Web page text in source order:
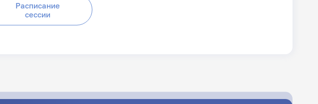
Расписание
сессии